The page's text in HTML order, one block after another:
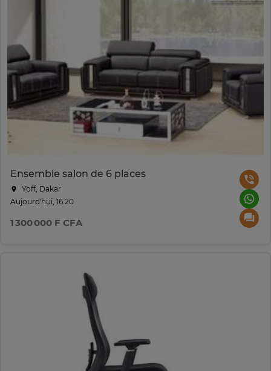
Ensemble salon de 6 places
Yoff, Dakar
Aujourd'hui, 16:20
1 300 000 F CFA